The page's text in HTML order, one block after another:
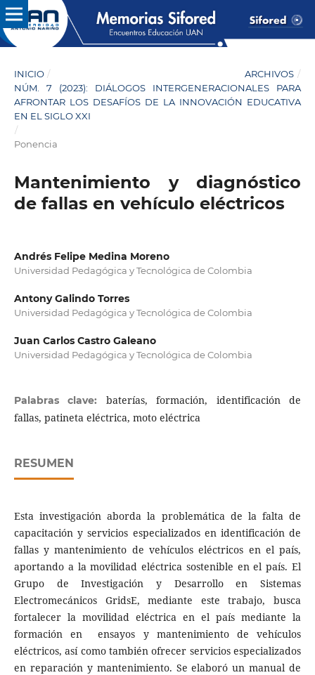
INICIO / ARCHIVOS /
NÚM. 7 (2023): DIÁLOGOS INTERGENERACIONALES PARA
AFRONTAR LOS DESAFÍOS DE LA INNOVACIÓN EDUCATIVA
EN EL SIGLO XXI
/
Ponencia
Mantenimiento y diagnóstico
de fallas en vehículo eléctricos
Andrés Felipe Medina Moreno
Universidad Pedagógica y Tecnológica de Colombia
Antony Galindo Torres
Universidad Pedagógica y Tecnológica de Colombia
Juan Carlos Castro Galeano
Universidad Pedagógica y Tecnológica de Colombia
Palabras clave: baterías, formación, identificación de
fallas, patineta eléctrica, moto eléctrica
RESUMEN
Esta investigación aborda la problemática de la falta de
capacitación y servicios especializados en identificación de
fallas y mantenimiento de vehículos eléctricos en el país,
aportando a la movilidad eléctrica sostenible en el país. El
Grupo de Investigación y Desarrollo en Sistemas
Electromecánicos GridsE, mediante este trabajo, busca
fortalecer la movilidad eléctrica en el país mediante la
formación en ensayos y mantenimiento de vehículos
eléctricos, así como también ofrecer servicios especializados
en reparación y mantenimiento. Se elaboró un manual de